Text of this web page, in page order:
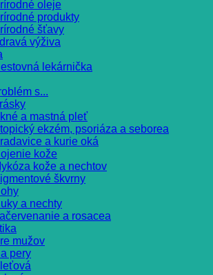
oleje
produkty
šťavy
výživa
lekárnička
s...
a mastná pleť
ekzém, psoriáza a seborea
a kurie oká
kože
kože a nechtov
škvrny
a nechty
a rosacea
mužov
pery